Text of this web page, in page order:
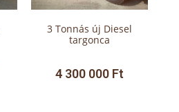
3 Tonnás új Diesel
targonca
4 300 000 Ft